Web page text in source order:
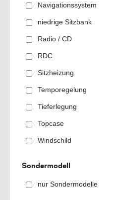
Navigationssystem
niedrige Sitzbank
Radio / CD
RDC
Sitzheizung
Temporegelung
Tieferlegung
Topcase
Windschild
Sondermodell
nur Sondermodelle